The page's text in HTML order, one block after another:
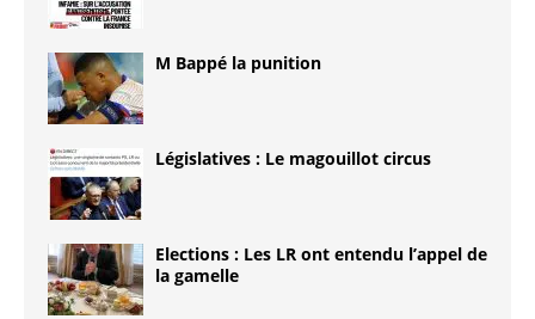
M Bappé la punition
Législatives : Le magouillot circus
Elections : Les LR ont entendu l’appel de
la gamelle